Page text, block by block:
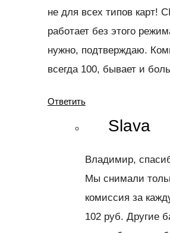
не для всех типов карт!
работает без этого
нужно, подтверждаю.
всегда 100, бывает и
Ответить
Slava
Владимир,
Мы снимали
комиссия за
102 руб. Другие